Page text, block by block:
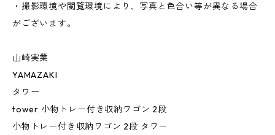
・撮影環境や閲覧環境により、写真と色合い等が異なる場合
がございます。
山崎実業
YAMAZAKI
タワー
tower 小物トレー付き収納ワゴン 2段
小物トレー付き収納ワゴン 2段 タワー